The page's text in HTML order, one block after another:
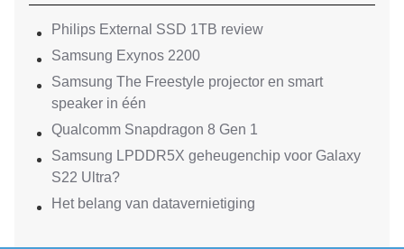
Philips External SSD 1TB review
Samsung Exynos 2200
Samsung The Freestyle projector en smart
speaker in één
Qualcomm Snapdragon 8 Gen 1
Samsung LPDDR5X geheugenchip voor Galaxy
S22 Ultra?
Het belang van datavernietiging